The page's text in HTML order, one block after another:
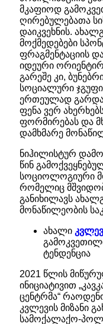
მკაფიოდ
ღირებულებათა
დაიკვეხნის.
მოქმედებები
ფრაგმენტაციის
იდეური
გარეშე კი,
სოციალური
ერთეულად
ფენა ვერ
ფორმირებას და
დამხმარე
ნიჰილისტურ
წინ
სოციოლოგიური
რომელიც
განიხილავს
მონაწილეობის
ახალი
ტენდენცია
2021 წლის
ინიციატივით
ცენტრმა“
კვლევის მიზანი
სამოქალაქო-